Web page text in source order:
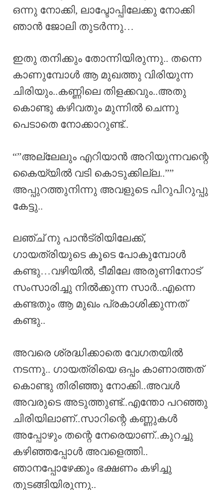
ഒന്നു നോക്കി, ലാപ്ടോപ്പിലേക്കു നോക്കി
ഞാൻ ജോലി തുടർന്നു…
ഇതു തനിക്കും തോന്നിയിരുന്നു.. തന്നെ
കാണുമ്പോൾ ആ മുഖത്തു വിരിയുന്ന
ചിരിയും..കണ്ണിലെ തിളക്കവും..അതു
കൊണ്ടു കഴിവതും മുന്നിൽ ചെന്നു
പെടാതെ നോക്കാറുണ്ട്..
“”അല്ലേലും എറിയാൻ അറിയുന്നവന്റെ
കൈയ്യിൽ വടി കൊടുക്കില്ല..””
അപ്പുറത്തുനിന്നു അവളുടെ പിറുപിറുപ്പു
കേട്ടു..
ലഞ്ച് നു പാൻട്രിയിലേക്ക്,
ഗായത്രിയുടെ കൂടെ പോകുമ്പോൾ
കണ്ടു…വഴിയിൽ, ടീമിലേ അരുണിനോട്
സംസാരിച്ചു നിൽക്കുന്ന സാർ..എന്നെ
കണ്ടതും ആ മുഖം പ്രകാശിക്കുന്നത്
കണ്ടു..
അവരെ ശ്രദ്ധിക്കാതെ വേഗതയിൽ
നടന്നു.. ഗായത്രിയെ ഒപ്പം കാണാത്തത്
കൊണ്ടു തിരിഞ്ഞു നോക്കി..അവൾ
അവരുടെ അടുത്തുണ്ട്..എന്തോ പറഞ്ഞു
ചിരിയിലാണ്..സാറിന്റെ കണ്ണുകൾ
അപ്പോഴും തന്റെ നേരെയാണ്..കുറച്ചു
കഴിഞ്ഞപ്പോൾ അവളെത്തി..
ഞാനപ്പോഴേക്കും ഭക്ഷണം കഴിച്ചു
തുടങ്ങിയിരുന്നു..